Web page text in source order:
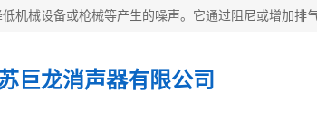
巨龙消声器有限公司